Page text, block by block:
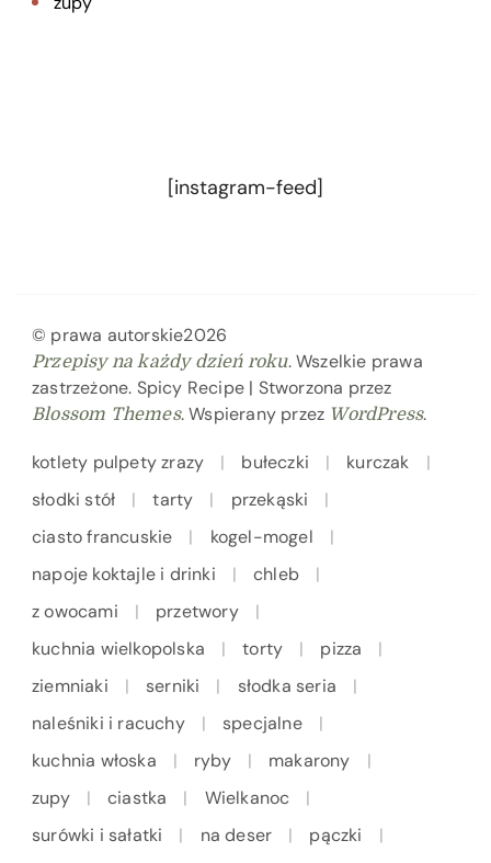
[instagram-feed]
© prawa autorskie2026
Przepisy na każdy dzień roku. Wszelkie prawa
zastrzeżone. Spicy Recipe | Stworzona przez
Blossom Themes. Wspierany przez WordPress.
kotlety pulpety zrazy bułeczki
kurczak
słodki stół
tarty
przekąski
ciasto francuskie
kogel-mogel
napoje koktajle i drinki
chleb
z owocami
przetwory
kuchnia wielkopolska
torty
pizza
ziemniaki
serniki
słodka seria
naleśniki i racuchy
specjalne
kuchnia włoska
ryby
makarony
zupy
ciastka
Wielkanoc
surówki i sałatki
na deser
pączki